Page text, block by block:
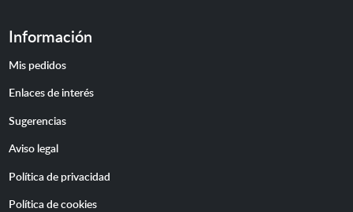
Información
Mis pedidos
Enlaces de interés
Sugerencias
Aviso legal
Política de privacidad
Política de cookies